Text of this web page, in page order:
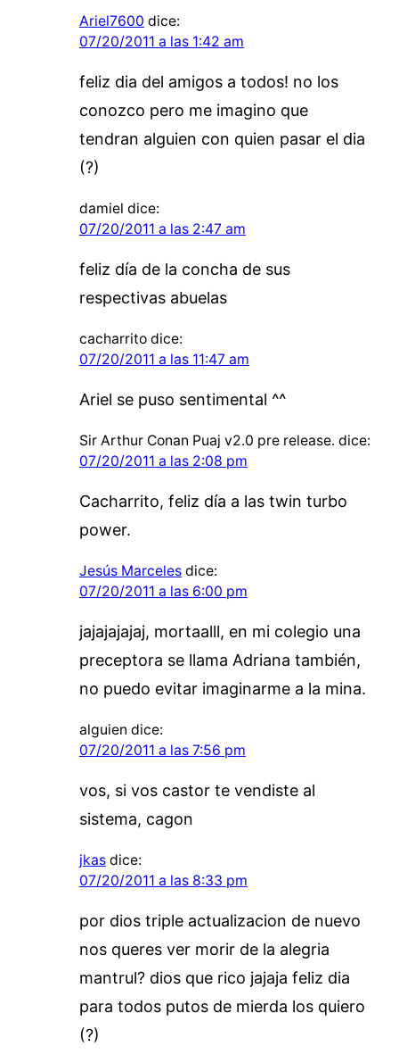
Ariel7600 dice:
07/20/2011 a las 1:42 am
feliz dia del amigos a todos! no los
conozco pero me imagino que
tendran alguien con quien pasar el dia
(?)
damiel dice:
07/20/2011 a las 2:47 am
feliz día de la concha de sus
respectivas abuelas
cacharrito dice:
07/20/2011 a las 11:47 am
Ariel se puso sentimental ^^
Sir Arthur Conan Puaj v2.0 pre release. dice:
07/20/2011 a las 2:08 pm
Cacharrito, feliz día a las twin turbo
power.
Jesús Marceles dice:
07/20/2011 a las 6:00 pm
jajajajajaj, mortaalll, en mi colegio una
preceptora se llama Adriana también,
no puedo evitar imaginarme a la mina.
alguien dice:
07/20/2011 a las 7:56 pm
vos, si vos castor te vendiste al
sistema, cagon
jkas dice:
07/20/2011 a las 8:33 pm
por dios triple actualizacion de nuevo
nos queres ver morir de la alegria
mantrul? dios que rico jajaja feliz dia
para todos putos de mierda los quiero
(?)